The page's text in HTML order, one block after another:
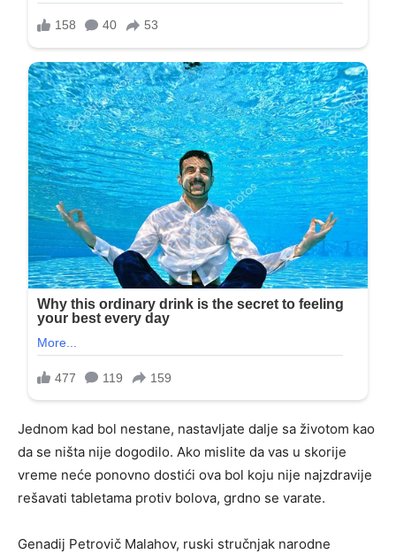
Jednom kad bol nestane, nastavljate dalje sa životom kao
da se ništa nije dogodilo. Ako mislite da vas u skorije
vreme neće ponovno dostići ova bol koju nije najzdravije
rešavati tabletama protiv bolova, grdno se varate.
Genadij Petrovič Malahov, ruski stručnjak narodne